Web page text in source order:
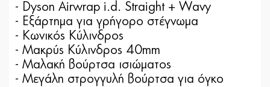
- Dyson Airwrap i.d. Straight + Wavy
- Εξάρτημα για γρήγορο στέγνωμα
- Κωνικός Κύλινδρος
- Μακρύς Κύλινδρος 40mm
- Μαλακή βούρτσα ισιώματος
- Μεγάλη στρογγυλή βούρτσα για όγκο